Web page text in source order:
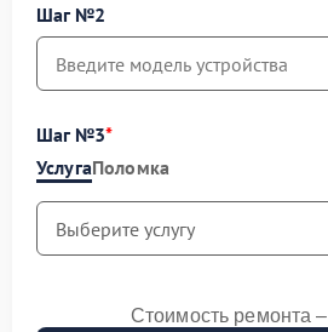
Шаг №2
Шаг №3
УслугаПоломка
Стоимость ремонта –